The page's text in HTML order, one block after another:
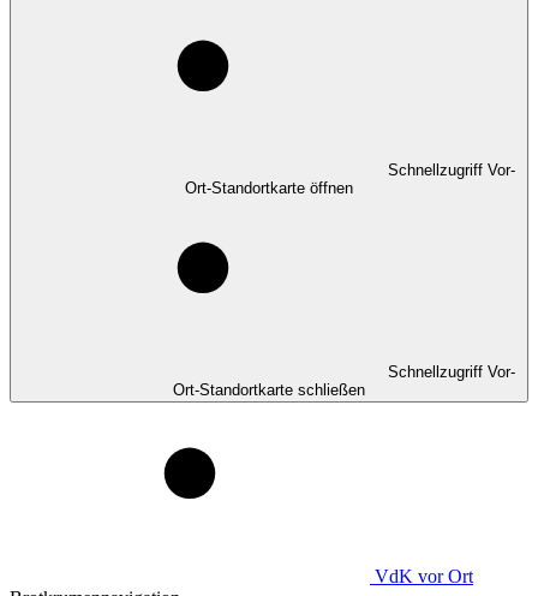
Schnellzugriff Vor-
Ort-Standortkarte öffnen
Schnellzugriff Vor-
Ort-Standortkarte schließen
VdK vor Ort